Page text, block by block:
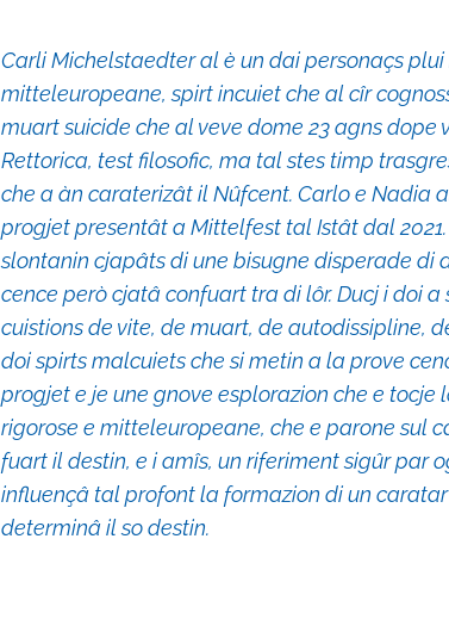
Carli Michelstaedter al è un dai personaçs
mitteleuropeane, spirt incuiet che al cîr
muart suicide che al veve dome 23 agns dope
Rettorica, test filosofic, ma tal stes timp
che a àn caraterizât il Nûfcent. Carlo e Nadia
progjet presentât a Mittelfest tal Istât dal 2021.
slontanin cjapâts di une bisugne disperade di
cence però cjatâ confuart tra di lôr. Ducj i doi
cuistions de vite, de muart, de autodissipline,
doi spirts malcuiets che si metin a la prove
progjet e je une gnove esplorazion che e tocje
rigorose e mitteleuropeane, che e parone sul
fuart il destin, e i amîs, un riferiment sigûr par
influençâ tal profont la formazion di un caratar
determinâ il so destin.